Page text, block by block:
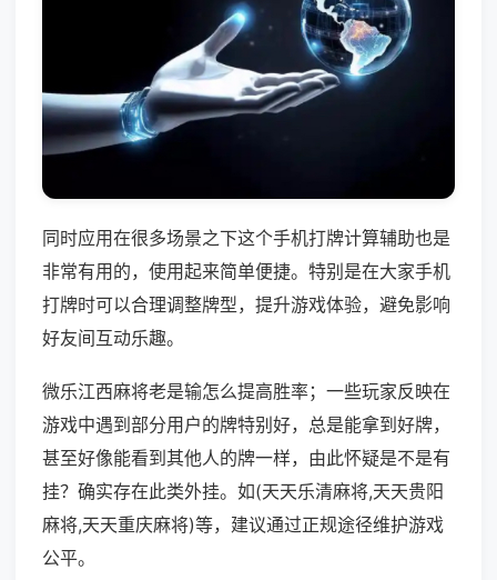
同时应用在很多场景之下这个手机打牌计算辅助也是
非常有用的，使用起来简单便捷。特别是在大家手机
打牌时可以合理调整牌型，提升游戏体验，避免影响
好友间互动乐趣。
微乐江西麻将老是输怎么提高胜率；一些玩家反映在
游戏中遇到部分用户的牌特别好，总是能拿到好牌，
甚至好像能看到其他人的牌一样，由此怀疑是不是有
挂？确实存在此类外挂。如(天天乐清麻将,天天贵阳
麻将,天天重庆麻将)等，建议通过正规途径维护游戏
公平。